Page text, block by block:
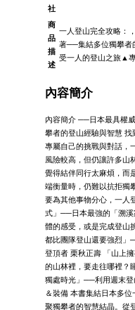
社
商
品
描
述
一人登山完全攻略：
著──集結多位獨攀者
受一人的登山之旅▲
內容簡介
內容簡介 ──日本最具權
攀者的登山經驗與智慧
專屬自己的挑戰與對話，
風險較高，但仍讓許多山
覺得結伴同行太麻煩，而
端衡量時，仍難以抗拒獨
要為其他事物分心，一人
式」──日本最強的「溯
體的感受，或是完成登山
都比團隊登山還要強烈」
登頂者 栗秋正壽 「山上
的山林裡，要走往哪裡？
獨處時光」──利用週末
＆裝備 本書集結日本多
聚獨攀者的智慧結晶。從